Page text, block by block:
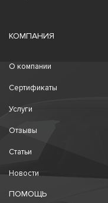
КОМПАНИЯ
О компании
Сертификаты
Услуги
Отзывы
Статьи
Новости
ПОМОЩЬ